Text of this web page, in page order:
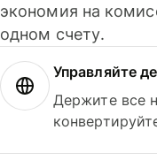
экономия на
одном счету.
Управляйте
Держите все